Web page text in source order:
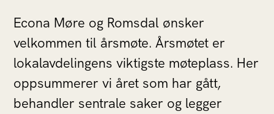
Econa Møre og Romsdal ønsker
velkommen til årsmøte. Årsmøtet er
lokalavdelingens viktigste møteplass. Her
oppsummerer vi året som har gått,
behandler sentrale saker og legger